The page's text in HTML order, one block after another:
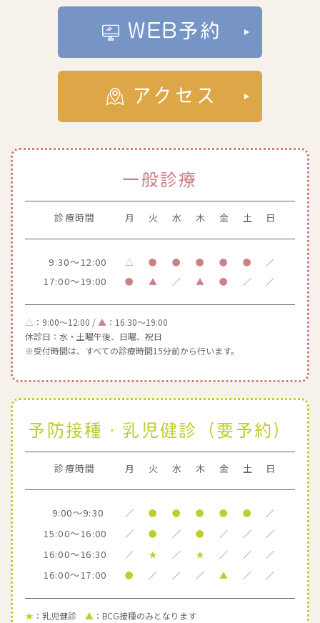
WEB予約
アクセス
一般診療
診療時間 月 火 水 木 金 土 日
9:30～12:00 △ ● ● ● ● ● ／
17:00～19:00 ● ▲ ／ ▲ ● ／ ／
△ ：9:00～12:00 / ▲ ：16:30～19:00
休診日：水・土曜午後、日曜、祝日
※受付時間は、すべての診療時間15分前から行います。
予防接種・乳児健診（要予約）
診療時間 月 火 水 木 金 土 日
9:00～9:30 ／ ● ● ● ● ● ／
15:00～16:00 ／ ● ／ ● ／ ／ ／
16:00～16:30 ／ ★ ／ ★ ／ ／ ／
16:00～17:00 ● ／ ／ ／ ▲ ／ ／
★：乳児健診 ▲ ：BCG接種のみとなります